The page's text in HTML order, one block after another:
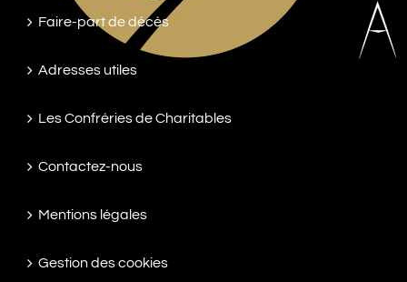
Faire-part de décès
Adresses utiles
Les Confréries de Charitables
Contactez-nous
Mentions légales
Gestion des cookies